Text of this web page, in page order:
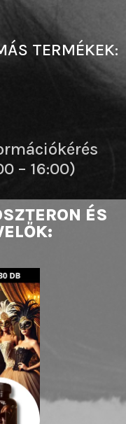
ÉS
TERMÉKEK:
– 16:00)